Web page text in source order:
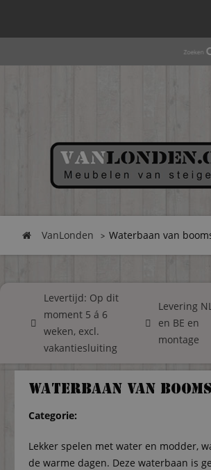
VanLonden Waterbaan van
Levertijd: Op dit
moment 5 á 6
weken, excl.
vakantiesluiting
Levering
en BE en
montage
Waterbaan van
Categorie:
Lekker spelen met water en modder,
de warme dagen. Deze waterbaan is